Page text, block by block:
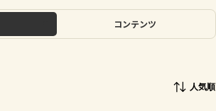
シピ
なす トマト とうもろこし
ピーマン
コンテンツ
人気順